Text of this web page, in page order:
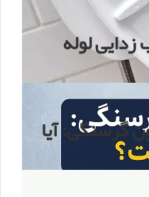
لوله
گرسنگی: آیا